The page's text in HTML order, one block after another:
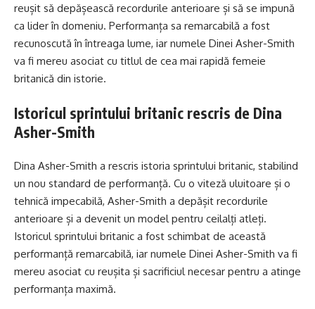
reușit să depășească recordurile anterioare și să se impună
ca lider în domeniu. Performanța sa remarcabilă a fost
recunoscută în întreaga lume, iar numele Dinei Asher-Smith
va fi mereu asociat cu titlul de cea mai rapidă femeie
britanică din istorie.
Istoricul sprintului britanic rescris de Dina
Asher-Smith
Dina Asher-Smith a rescris istoria sprintului britanic, stabilind
un nou standard de performanță. Cu o viteză uluitoare și o
tehnică impecabilă, Asher-Smith a depășit recordurile
anterioare și a devenit un model pentru ceilalți atleți.
Istoricul sprintului britanic a fost schimbat de această
performanță remarcabilă, iar numele Dinei Asher-Smith va fi
mereu asociat cu reușita și sacrificiul necesar pentru a atinge
performanța maximă.